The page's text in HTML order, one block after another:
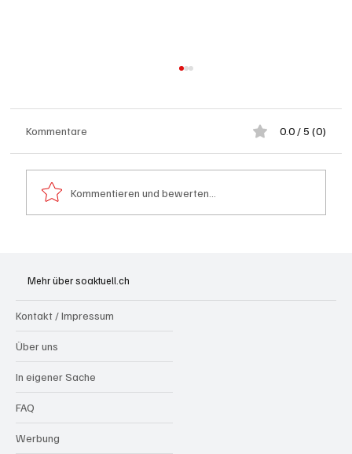
Schulanfang: Achtung Kinder
Kommentare 0.0 / 5 (0)
Kommentieren und bewerten...
Mehr über soaktuell.ch
Kontakt / Impressum
Über uns
In eigener Sache
FAQ
Werbung